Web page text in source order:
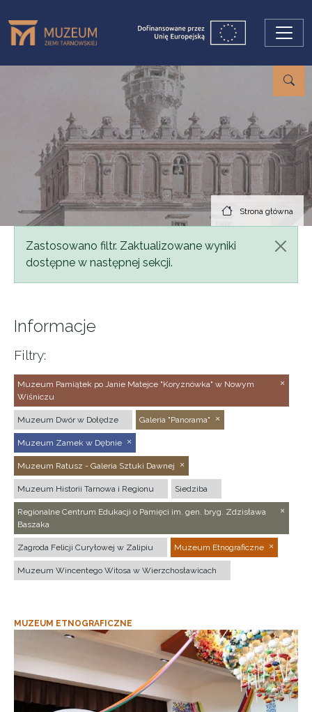
Strona główna
Komunikat
Zastosowano filtr. Zaktualizowane wyniki
dostępne w następnej sekcji.
Informacje
Filtry:
Muzeum Pamiątek po Janie Matejce "Koryznówka" w Nowym
Wiśniczu
Muzeum Dwór w Dołędze Galeria "Panorama"
Muzeum Zamek w Dębnie
Muzeum Ratusz - Galeria Sztuki Dawnej
Muzeum Historii Tarnowa i Regionu Siedziba
Regionalne Centrum Edukacji o Pamięci im. gen. bryg. Zdzisława
Baszaka
Zagroda Felicji Curyłowej w Zalipiu Muzeum Etnograficzne
Muzeum Wincentego Witosa w Wierzchosławicach
MUZEUM ETNOGRAFICZNE